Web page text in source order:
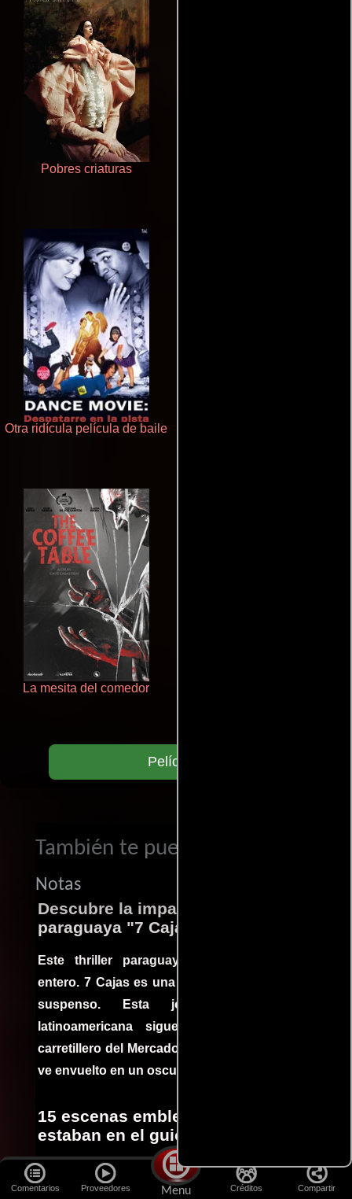
Comentarios Proveedores Menu Créditos Compartir
Pobres criaturas
Otra ridícula película de baile
La mesita del comedor
Películas
También te puede interesar...
Notas
Descubre la impactante película
paraguaya "7 Cajas"
Este thriller paraguayo cautivó al mundo
entero. 7 Cajas es una explosión de acción y
suspenso. Esta joya cinematográfica
latinoamericana sigue la historia de un
carretillero del Mercado 4 de Asunción que se
ve envuelto en un oscuro mundo de crimen
15 escenas emblemáticas que no
estaban en el guion
Por más sólido que sea un guión siempre hay
espacio para que improvisaciones que se dan